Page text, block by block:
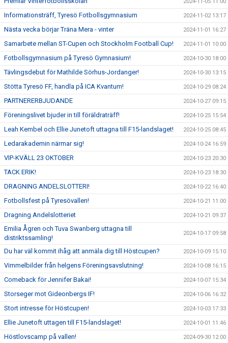
Informationsträff, Tyresö Fotbollsgymnasium 2024-11-02 13:17
Nästa vecka börjar Träna Mera - vinter 2024-11-01 16:27
Samarbete mellan ST-Cupen och Stockholm Football Cup! 2024-11-01 10:00
Fotbollsgymnasium på Tyresö Gymnasium! 2024-10-30 18:00
Tävlingsdebut för Mathilde Sörhus-Jordanger! 2024-10-30 13:15
Stötta Tyresö FF, handla på ICA Kvantum! 2024-10-29 08:24
PARTNERERBJUDANDE 2024-10-27 09:15
Föreningslivet bjuder in till föräldraträff! 2024-10-25 15:54
Leah Kembel och Ellie Junetoft uttagna till F15-landslaget! 2024-10-25 08:45
Ledarakademin närmar sig! 2024-10-24 16:59
VIP-KVÄLL 23 OKTOBER 2024-10-23 20:30
TACK ERIK! 2024-10-23 18:30
DRAGNING ANDELSLOTTERI! 2024-10-22 16:40
Fotbollsfest på Tyresövallen! 2024-10-21 11:00
Dragning Andelslotteriet 2024-10-21 09:37
Emilia Ågren och Tuva Swanberg uttagna till
distriktssamling!
2024-10-17 09:58
Du har väl kommit ihåg att anmäla dig till Höstcupen? 2024-10-09 15:10
Vimmelbilder från helgens Föreningsavslutning! 2024-10-08 16:15
Comeback för Jennifer Bakai! 2024-10-07 15:34
Storseger mot Gideonbergs IF! 2024-10-06 16:32
Stort intresse för Höstcupen! 2024-10-03 17:33
Ellie Junetoft uttagen till F15-landslaget! 2024-10-01 11:46
Höstlovscamp på vallen! 2024-09-30 12:00